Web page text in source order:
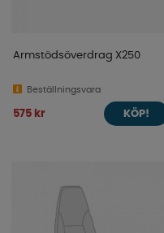
Armstödsöverdrag X250
Beställningsvara
575 kr KÖP!